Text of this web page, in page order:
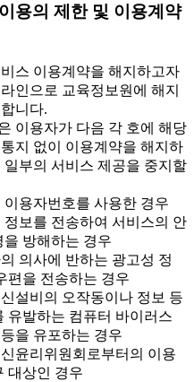
용의 제한 및 이용계약
스 이용계약을 해지하고자
인으로 교육정보원에 해지
니다.
이용자가 다음 각 호에 해당
지 없이 이용계약을 해지하
일부의 서비스 제공을 중지할
이용자번호를 사용한 경우
정보를 전송하여 서비스의 안
을 방해하는 경우
의사에 반하는 광고성 정
편을 전송하는 경우
설비의 오작동이나 정보 등
유발하는 컴퓨터 바이러스
을 유포하는 경우
윤리위원회로부터의 이용
대상인 경우